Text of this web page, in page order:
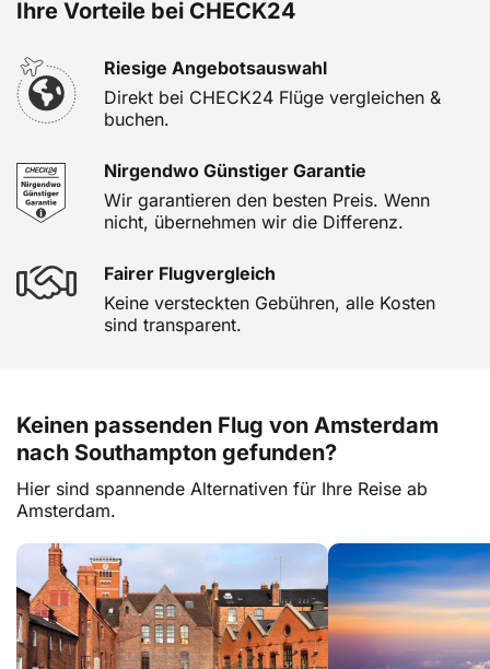
Ihre Vorteile bei CHECK24
Riesige Angebotsauswahl
Direkt bei CHECK24 Flüge vergleichen &
buchen.
Nirgendwo Günstiger Garantie
Wir garantieren den besten Preis. Wenn
nicht, übernehmen wir die Differenz.
Fairer Flugvergleich
Keine versteckten Gebühren, alle Kosten
sind transparent.
Keinen passenden Flug von Amsterdam
nach Southampton gefunden?
Hier sind spannende Alternativen für Ihre Reise ab
Amsterdam.